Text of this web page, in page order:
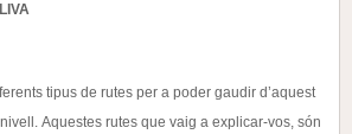
tipus de rutes per a poder gaudir d’aquest
Aquestes rutes que vaig a explicar-vos, són